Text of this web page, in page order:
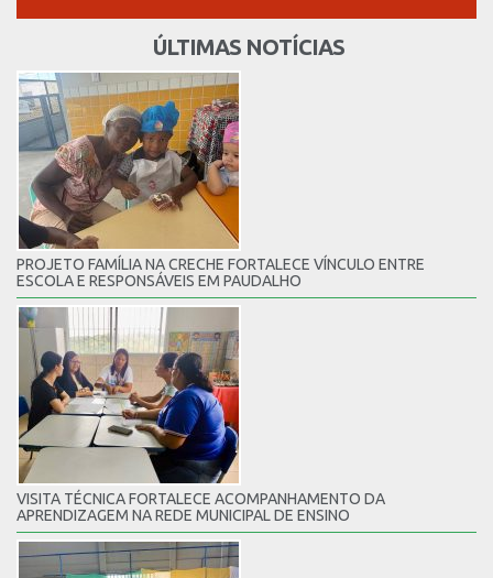
ÚLTIMAS NOTÍCIAS
PROJETO FAMÍLIA NA CRECHE FORTALECE VÍNCULO ENTRE
ESCOLA E RESPONSÁVEIS EM PAUDALHO
VISITA TÉCNICA FORTALECE ACOMPANHAMENTO DA
APRENDIZAGEM NA REDE MUNICIPAL DE ENSINO